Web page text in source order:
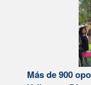
Más de 900